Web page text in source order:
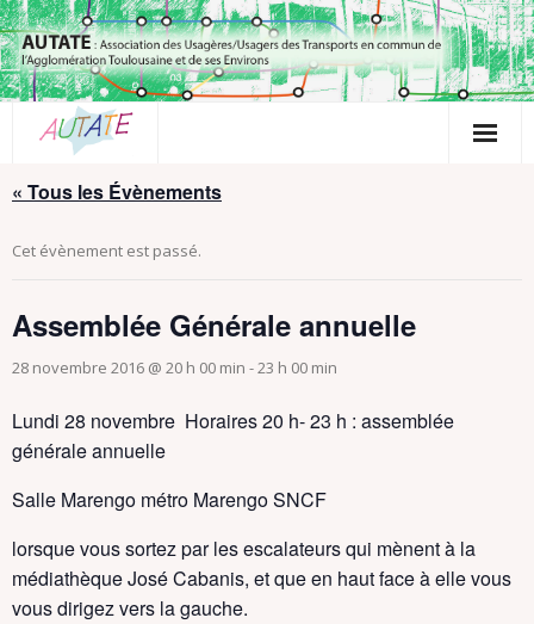
Passer
au
contenu
« Tous les Évènements
Cet évènement est passé.
Assemblée Générale annuelle
28 novembre 2016 @ 20 h 00 min -23 h 00 min
Lundi 28 novembre Horaires 20 h- 23 h : assemblée
générale annuelle
Salle Marengo métro Marengo SNCF
lorsque vous sortez par les escalateurs qui mènent à la
médiathèque José Cabanis, et que en haut face à elle vous
vous dirigez vers la gauche.